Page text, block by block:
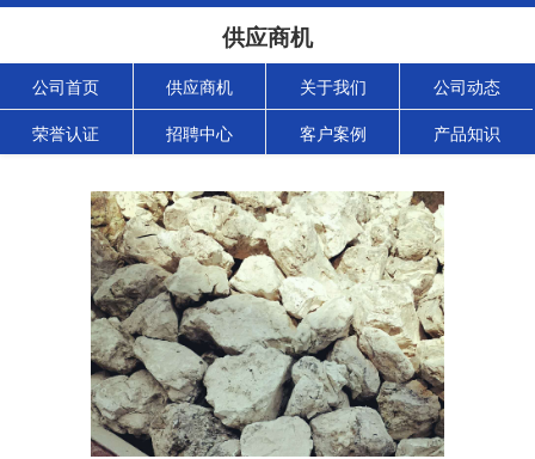
供应商机
公司首页 供应商机 关于我们 公司动态
荣誉认证 招聘中心 客户案例 产品知识